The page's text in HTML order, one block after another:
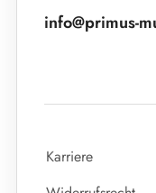
info@primus-
Karriere